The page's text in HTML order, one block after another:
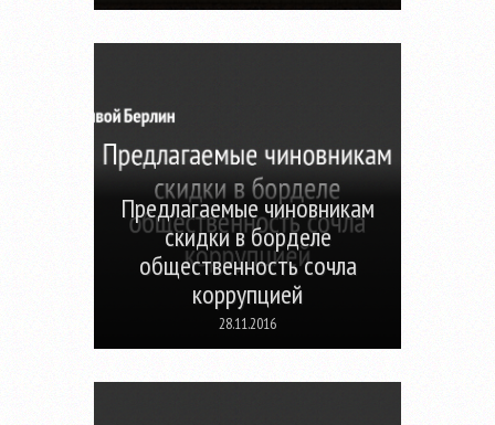
Предлагаемые чиновникам
скидки в борделе
общественность сочла
коррупцией
28.11.2016